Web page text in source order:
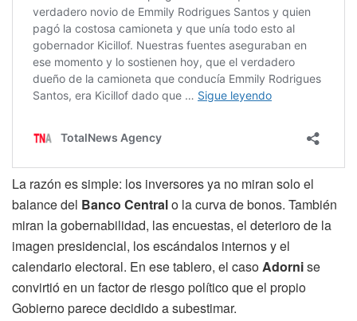
La razón es simple: los inversores ya no miran solo el
balance del Banco Centralo la curva de bonos. También
miran la gobernabilidad, las encuestas, el deterioro de la
imagen presidencial, los escándalos internos y el
calendario electoral. En ese tablero, el casoAdornise
convirtió en un factor de riesgo político que el propio
Gobierno parece decidido a subestimar.